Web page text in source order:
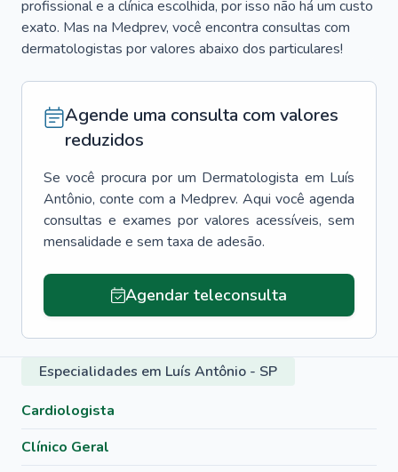
profissional e a clínica escolhida, por isso não há um custo
exato. Mas na Medprev, você encontra consultas com
dermatologistas por valores abaixo dos particulares!
Agende uma consulta com valores
reduzidos
Se você procura por um Dermatologista em Luís
Antônio, conte com a Medprev. Aqui você agenda
consultas e exames por valores acessíveis, sem
mensalidade e sem taxa de adesão.
Agendar teleconsulta
Especialidades em Luís Antônio - SP
Cardiologista
Clínico Geral